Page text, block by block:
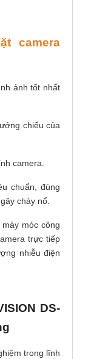
camera
ảnh tốt nhất
chiếu của
camera.
chuẩn, đúng
cháy nổ.
móc công
trực tiếp
nhiễu điện
DS-
trong lĩnh